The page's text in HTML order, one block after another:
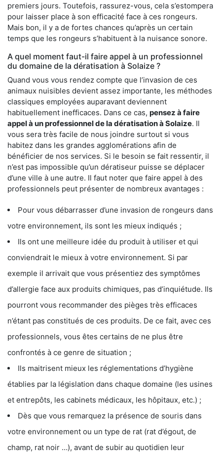
premiers jours. Toutefois, rassurez-vous, cela s’estompera
pour laisser place à son efficacité face à ces rongeurs.
Mais bon, il y a de fortes chances qu’après un certain
temps que les rongeurs s’habituent à la nuisance sonore.
A quel moment faut-il faire appel à un professionnel
du domaine de la dératisation à Solaize ?
Quand vous vous rendez compte que l’invasion de ces
animaux nuisibles devient assez importante, les méthodes
classiques employées auparavant deviennent
habituellement inefficaces. Dans ce cas, pensez à faire
appel à un professionnel de la dératisation à Solaize. Il
vous sera très facile de nous joindre surtout si vous
habitez dans les grandes agglomérations afin de
bénéficier de nos services. Si le besoin se fait ressentir, il
n’est pas impossible qu’un dératiseur puisse se déplacer
d’une ville à une autre. Il faut noter que faire appel à des
professionnels peut présenter de nombreux avantages :
Pour vous débarrasser d’une invasion de rongeurs dans
votre environnement, ils sont les mieux indiqués ;
Ils ont une meilleure idée du produit à utiliser et qui
conviendrait le mieux à votre environnement. Si par
exemple il arrivait que vous présentiez des symptômes
d’allergie face aux produits chimiques, pas d’inquiétude. Ils
pourront vous recommander des pièges très efficaces
n’étant pas constitués de ces produits. De ce fait, avec ces
professionnels, vous êtes certains de ne plus être
confrontés à ce genre de situation ;
Ils maitrisent mieux les réglementations d’hygiène
établies par la législation dans chaque domaine (les usines
et entrepôts, les cabinets médicaux, les hôpitaux, etc.) ;
Dès que vous remarquez la présence de souris dans
votre environnement ou un type de rat (rat d’égout, de
champ, rat noir …), avant de subir au quotidien leur